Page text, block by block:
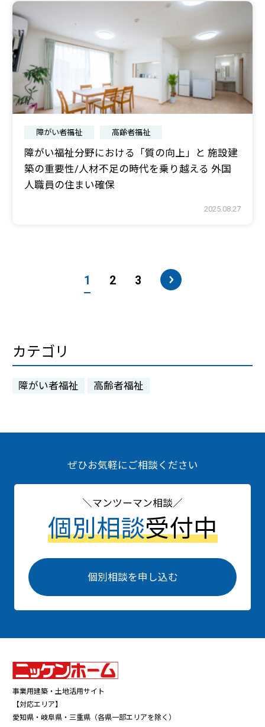
障がい者福祉 高齢者福祉
障がい福祉分野における「質の向上」と 施設建
築の重要性/人材不足の時代を乗り越える 外国
人職員の住まい確保
2025.08.27
1 2 3
カテゴリ
障がい者福祉 高齢者福祉
ぜひお気軽にご相談ください
マンツーマン相談
個別相談受付中
個別相談を申し込む
事業用建築・土地活用サイト
【対応エリア】
愛知県・岐阜県・三重県（各県一部エリアを除く）